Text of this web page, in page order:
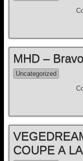
MHD – Bravo
Uncategorized
COUPE A